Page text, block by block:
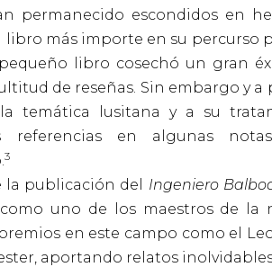
permanecido escondidos en
libro más importe en su percurso
pequeño libro cosechó un gran
de reseñas. Sin embargo y a
temática lusitana y a su
referencias en algunas
3
la publicación del Ingeniero
uno de los maestros de la
en este campo como el
aportando relatos